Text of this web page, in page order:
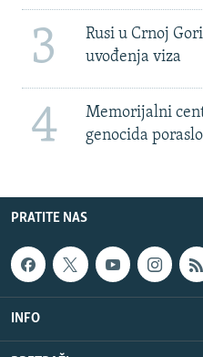
3
Rusi u Crnoj
uvođenja viza
4
Memorijalni
genocida
PRATITE NAS
INFO